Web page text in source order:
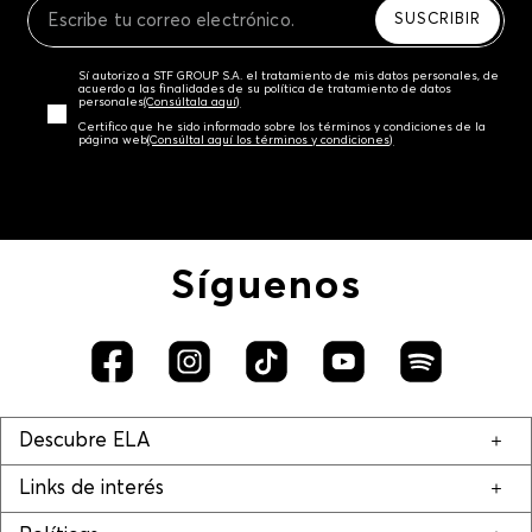
SUSCRIBIR
Sí autorizo a STF GROUP S.A. el tratamiento de mis datos personales, de
acuerdo a las finalidades de su política de tratamiento de datos
personales‎(Consúltala aquí)
Certifico que he sido informado sobre los términos y condiciones de la
página web‎(Consúltal aquí los términos y condiciones)
Síguenos
Descubre ELA
Links de interés